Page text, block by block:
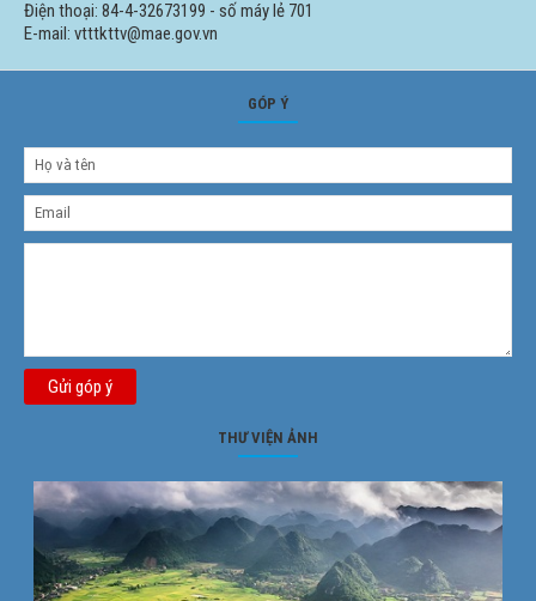
Điện thoại: 84-4-32673199 - số máy lẻ 701
E-mail: vtttkttv@mae.gov.vn
GÓP Ý
Gửi góp ý
THƯ VIỆN ẢNH